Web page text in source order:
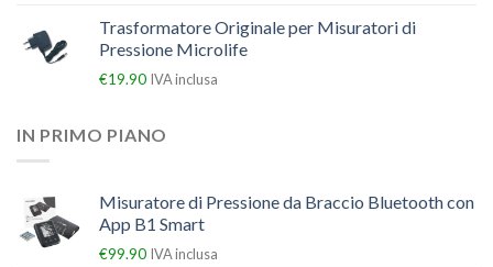
Trasformatore Originale per Misuratori di
Pressione Microlife
€19.90 IVA inclusa
IN PRIMO PIANO
Misuratore di Pressione da Braccio Bluetooth con
App B1 Smart
€99.90 IVA inclusa